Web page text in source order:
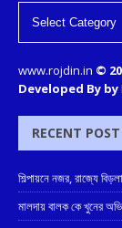
www.rojdin.in ©
Developed By by
RECENT POST
শিল্পায়নে নজর, রাজ্যে
মালদায় বালক কে খুনের